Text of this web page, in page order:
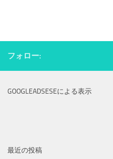
フォロー:
GOOGLEADSESEによる表示
最近の投稿